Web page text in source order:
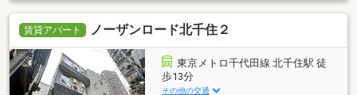
賃貸アパート ノーザンロード北千住２
東京メトロ千代田線 北千住駅 徒
歩13分
その他の交通